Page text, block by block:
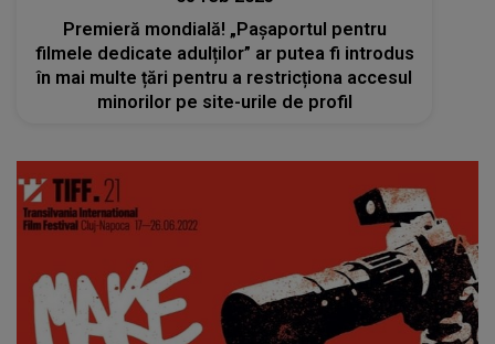
Premieră mondială! „Pașaportul pentru
filmele dedicate adulților” ar putea fi introdus
în mai multe țări pentru a restricționa accesul
minorilor pe site-urile de profil